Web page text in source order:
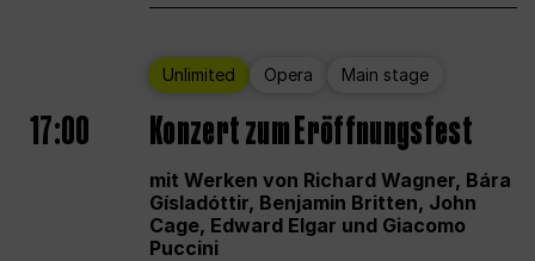
Unlimited Opera Main stage
17:00 Konzert zum Eröffnungsfest
mit Werken von Richard Wagner, Bára
Gísladóttir, Benjamin Britten, John
Cage, Edward Elgar und Giacomo
Puccini